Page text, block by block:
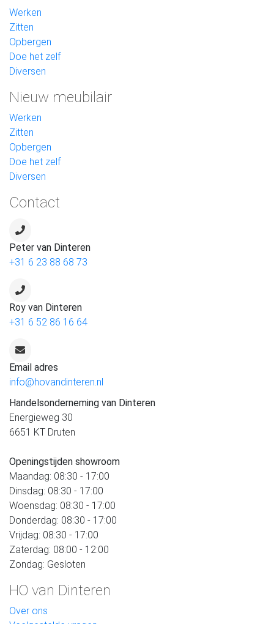
Werken
Zitten
Opbergen
Doe het zelf
Diversen
Nieuw meubilair
Werken
Zitten
Opbergen
Doe het zelf
Diversen
Contact
Peter van Dinteren
+31 6 23 88 68 73
Roy van Dinteren
+31 6 52 86 16 64
Email adres
info@hovandinteren.nl
Handelsonderneming van Dinteren
Energieweg 30
6651 KT Druten
Openingstijden showroom
Maandag: 08:30 - 17:00
Dinsdag: 08:30 - 17:00
Woensdag: 08:30 - 17:00
Donderdag: 08:30 - 17:00
Vrijdag: 08:30 - 17:00
Zaterdag: 08:00 - 12:00
Zondag: Gesloten
HO van Dinteren
Over ons